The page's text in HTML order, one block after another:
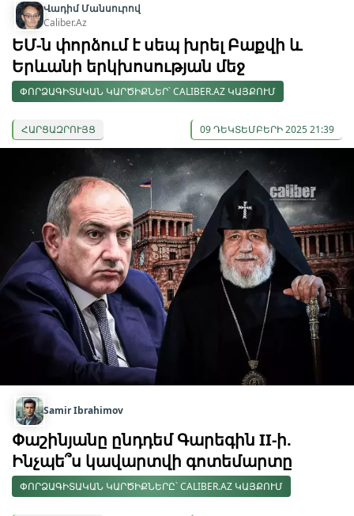
Վադիմ Մանսուրով
Caliber.Az
ԵՄ-ն փորձում է սեպ խրել Բաքվի և
Երևանի երկխոսության մեջ
ՓՈՐՁԱԳԻՏԱԿԱՆ ԿԱՐԾԻՔՆԵՐ՝ CALIBER.AZ ԿԱՅՔՈՒՄ
ՀԱՐՑԱԶՐՈՒՅՑ 09 ԴԵԿՏԵՄԲԵՐԻ 2025 21:39
Samir Ibrahimov
Փաշինյանը ընդդեմ Գարեգին II-ի.
Ինչպե՞ս կավարտվի գոտեմարտը
ՓՈՐՁԱԳԻՏԱԿԱՆ ԿԱՐԾԻՔՆԵՐԸ՝ CALIBER.AZ ԿԱՅՔՈՒՄ